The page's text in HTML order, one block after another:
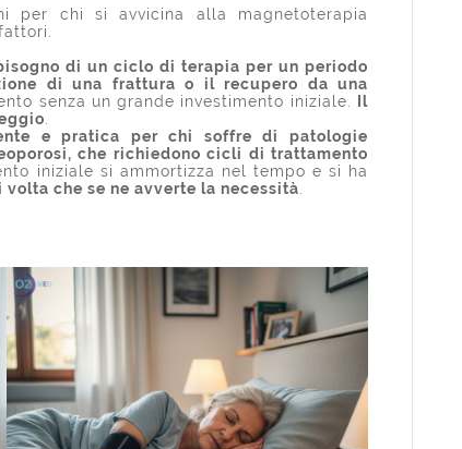
per chi si avvicina alla magnetoterapia
di un ciclo di terapia per un periodo
di una frattura o il recupero da una
senza un grande investimento iniziale.
Il
e pratica per chi soffre di patologie
che richiedono cicli di trattamento
iniziale si ammortizza nel tempo e si ha
che se ne avverte la necessità